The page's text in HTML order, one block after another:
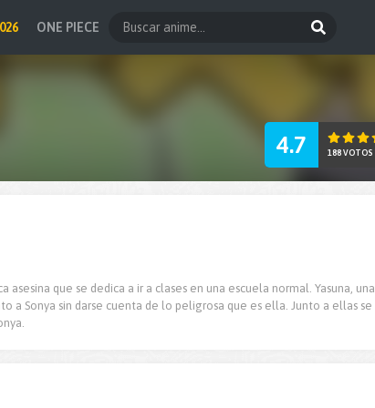
ONE PIECE
4.7 188 VOTOS
que se dedica a ir a clases en una escuela normal. Yasuna, una
Sonya sin darse cuenta de lo peligrosa que es ella. Junto a ellas se